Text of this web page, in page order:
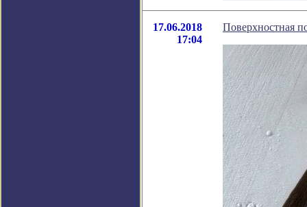
17.06.2018
17:04
Поверхностная